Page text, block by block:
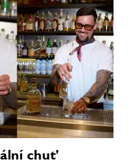
chuť